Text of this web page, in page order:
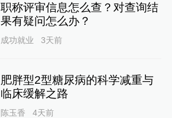
职称评审信息怎么查？对查询结
果有疑问怎么办？
成功就业 3天前
肥胖型2型糖尿病的科学减重与
临床缓解之路
陈玉香 4天前